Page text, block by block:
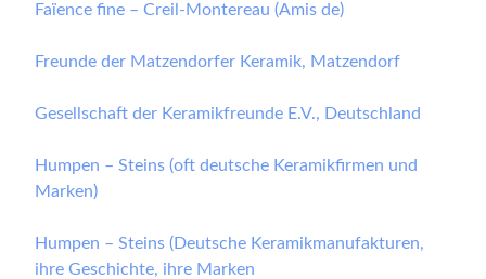
Faïence fine – Creil-Montereau (Amis de)
Freunde der Matzendorfer Keramik, Matzendorf
Gesellschaft der Keramikfreunde E.V., Deutschland
Humpen – Steins (oft deutsche Keramikfirmen und
Marken)
Humpen – Steins (Deutsche Keramikmanufakturen,
ihre Geschichte, ihre Marken